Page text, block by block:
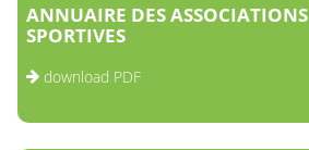
ANNUAIRE DES ASSOCIATIONS
SPORTIVES
download PDF